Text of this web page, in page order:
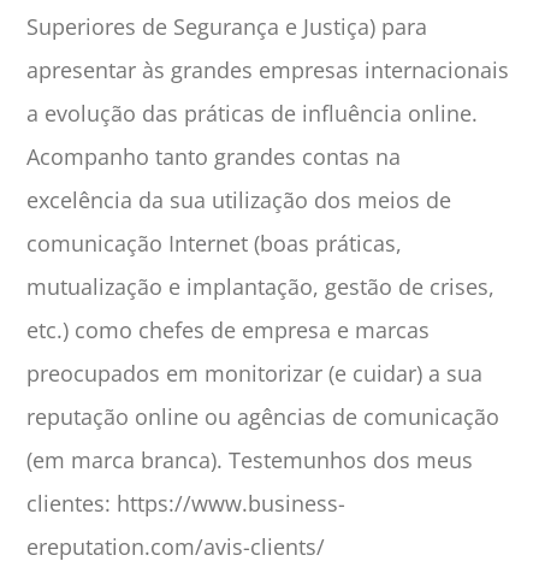
Superiores de Segurança e Justiça) para
apresentar às grandes empresas internacionais
a evolução das práticas de influência online.
Acompanho tanto grandes contas na
excelência da sua utilização dos meios de
comunicação Internet (boas práticas,
mutualização e implantação, gestão de crises,
etc.) como chefes de empresa e marcas
preocupados em monitorizar (e cuidar) a sua
reputação online ou agências de comunicação
(em marca branca). Testemunhos dos meus
clientes: https://www.business-
ereputation.com/avis-clients/